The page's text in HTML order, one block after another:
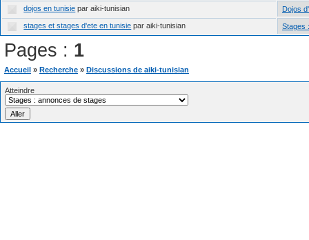
dojos en tunisie par aiki-tunisian
Dojos
stages et stages d'ete en tunisie par aiki-tunisian Stages
Pages : 1
Accueil » Recherche » Discussions de aiki-tunisian
Atteindre